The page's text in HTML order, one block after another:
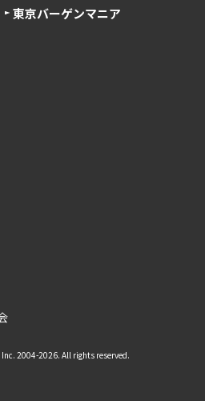
東京バーゲンマニア
2004-2026. All rights reserved.